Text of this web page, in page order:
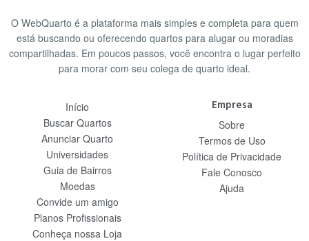
O WebQuarto é a plataforma mais simples e completa para quem
está buscando ou oferecendo quartos para alugar ou moradias
compartilhadas. Em poucos passos, você encontra o lugar perfeito
para morar com seu colega de quarto ideal.
Início
Buscar Quartos
Anunciar Quarto
Universidades
Guia de Bairros
Moedas
Convide um amigo
Planos Profissionais
Conheça nossa Loja
Empresa
Sobre
Termos de Uso
Política de Privacidade
Fale Conosco
Ajuda